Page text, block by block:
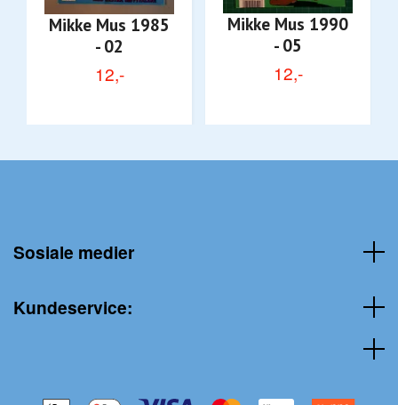
Mikke Mus 1985
- 02
12,-
Mikke Mus 1990
- 05
12,-
Sosiale medier
Kundeservice: